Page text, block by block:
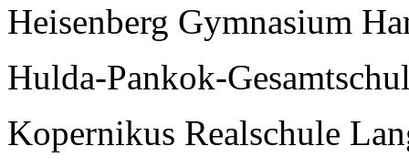
Heisenberg Gymnasium
Hulda-Pankok-
Kopernikus Realschule